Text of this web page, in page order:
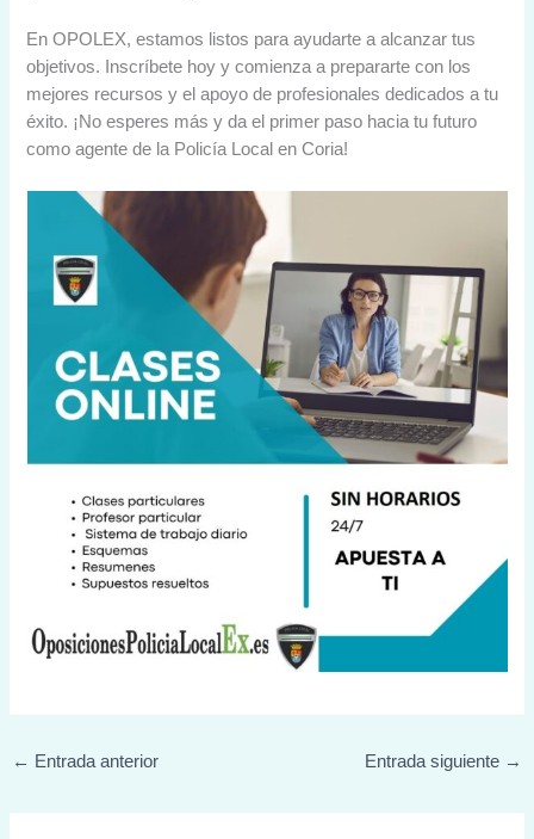
En OPOLEX, estamos listos para ayudarte a alcanzar tus
objetivos. Inscríbete hoy y comienza a prepararte con los
mejores recursos y el apoyo de profesionales dedicados a tu
éxito. ¡No esperes más y da el primer paso hacia tu futuro
como agente de la Policía Local en Coria!
← Entrada anterior Entrada siguiente →